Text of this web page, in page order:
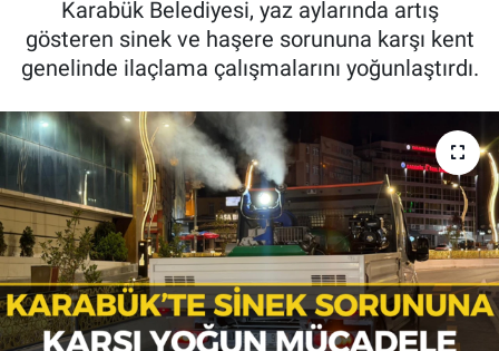
Karabük Belediyesi, yaz aylarında artış
gösteren sinek ve haşere sorununa karşı kent
genelinde ilaçlama çalışmalarını yoğunlaştırdı.